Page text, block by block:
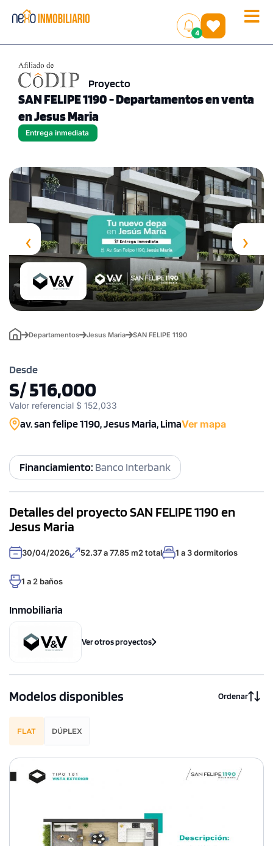
Toggle
4
()
Proyecto
SAN FELIPE 1190 - Departamentos en venta
en Jesus Maria
Entrega inmediata
‹ ›
Departamentos Jesus Maria SAN FELIPE 1190
Desde
S/ 516,000
Valor referencial $ 152,033
av. san felipe 1190, Jesus Maria, LimaVer mapa
Financiamiento: Banco Interbank
Detalles del proyecto SAN FELIPE 1190 en
Jesus Maria
30/04/2026 52.37 a 77.85 m2 total 1 a 3 dormitorios
1 a 2 baños
Inmobiliaria
Ver otros proyectos
Modelos disponibles Ordenar
FLAT DÚPLEX